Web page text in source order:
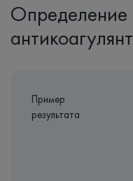
Определение
Пример
результата